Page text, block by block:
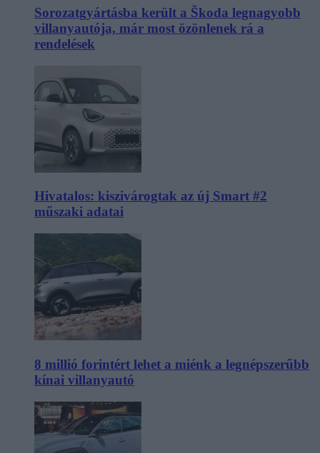
Sorozatgyártásba került a Škoda legnagyobb
villanyautója, már most özönlenek rá a
rendelések
Hivatalos: kiszivárogtak az új Smart #2
műszaki adatai
8 millió forintért lehet a miénk a legnépszerűbb
kínai villanyautó